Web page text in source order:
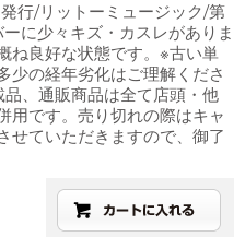
行/リットーミュージック/第
に少々キズ・カスレがありま
ね良好な状態です。※古い単
少の経年劣化はご理解くださ
、通販商品は全て店頭・他
用です。売り切れの際はキャ
せていただきますので、御了